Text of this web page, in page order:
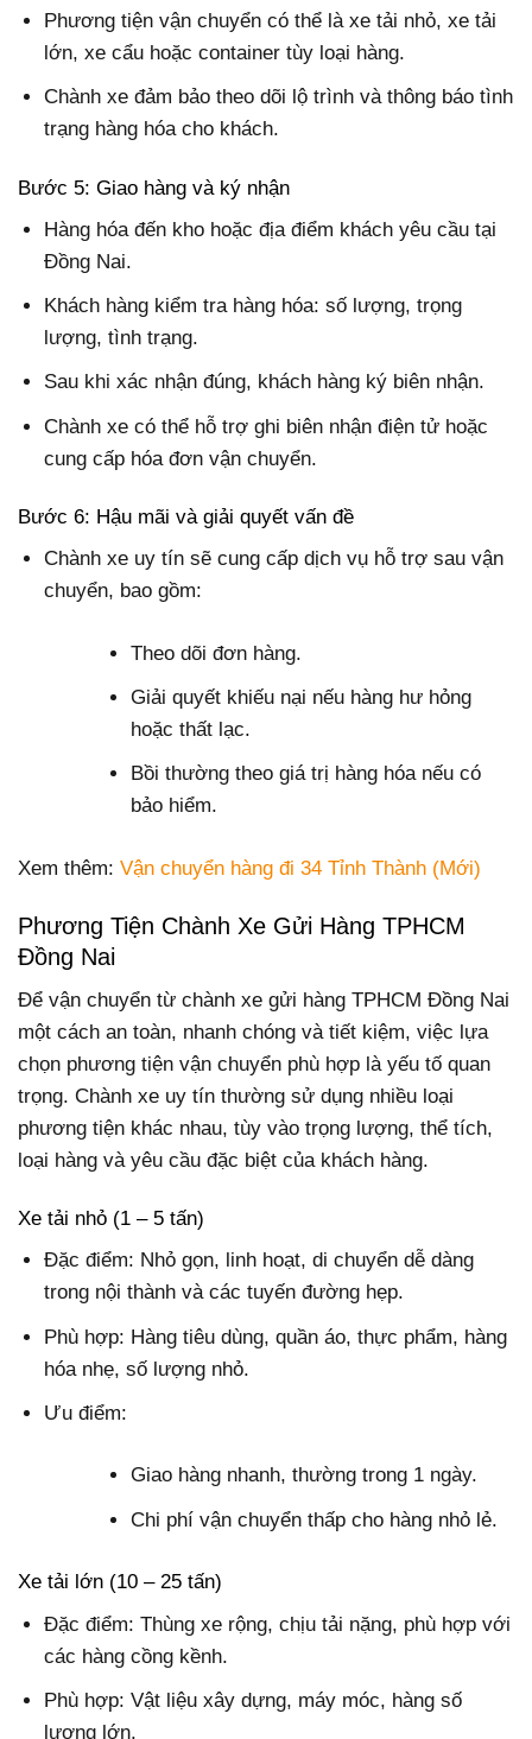
Phương tiện vận chuyển có thể là xe tải nhỏ, xe tải
lớn, xe cẩu hoặc container tùy loại hàng.
Chành xe đảm bảo theo dõi lộ trình và thông báo tình
trạng hàng hóa cho khách.
Bước 5: Giao hàng và ký nhận
Hàng hóa đến kho hoặc địa điểm khách yêu cầu tại
Đồng Nai.
Khách hàng kiểm tra hàng hóa: số lượng, trọng
lượng, tình trạng.
Sau khi xác nhận đúng, khách hàng ký biên nhận.
Chành xe có thể hỗ trợ ghi biên nhận điện tử hoặc
cung cấp hóa đơn vận chuyển.
Bước 6: Hậu mãi và giải quyết vấn đề
Chành xe uy tín sẽ cung cấp dịch vụ hỗ trợ sau vận
chuyển, bao gồm:
Theo dõi đơn hàng.
Giải quyết khiếu nại nếu hàng hư hỏng
hoặc thất lạc.
Bồi thường theo giá trị hàng hóa nếu có
bảo hiểm.
Xem thêm: Vận chuyển hàng đi 34 Tỉnh Thành (Mới)
Phương Tiện Chành Xe Gửi Hàng TPHCM
Đồng Nai
Để vận chuyển từ chành xe gửi hàng TPHCM Đồng Nai
một cách an toàn, nhanh chóng và tiết kiệm, việc lựa
chọn phương tiện vận chuyển phù hợp là yếu tố quan
trọng. Chành xe uy tín thường sử dụng nhiều loại
phương tiện khác nhau, tùy vào trọng lượng, thể tích,
loại hàng và yêu cầu đặc biệt của khách hàng.
Xe tải nhỏ (1 – 5 tấn)
Đặc điểm: Nhỏ gọn, linh hoạt, di chuyển dễ dàng
trong nội thành và các tuyến đường hẹp.
Phù hợp: Hàng tiêu dùng, quần áo, thực phẩm, hàng
hóa nhẹ, số lượng nhỏ.
Ưu điểm:
Giao hàng nhanh, thường trong 1 ngày.
Chi phí vận chuyển thấp cho hàng nhỏ lẻ.
Xe tải lớn (10 – 25 tấn)
Đặc điểm: Thùng xe rộng, chịu tải nặng, phù hợp với
các hàng cồng kềnh.
Phù hợp: Vật liệu xây dựng, máy móc, hàng số
lượng lớn.